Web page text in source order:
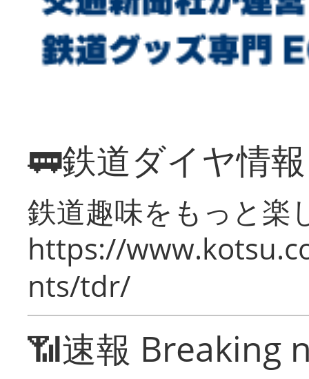
🚃鉄道ダイヤ情
鉄道趣味をもっと楽
https://
nts/tdr/
📶速報 Breaking